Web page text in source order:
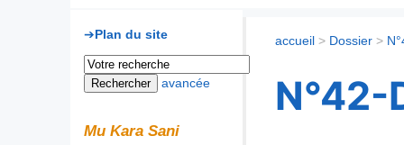
accueil > Dossier >
N°42-
Plan du site
avancée
Mu Kara Sani